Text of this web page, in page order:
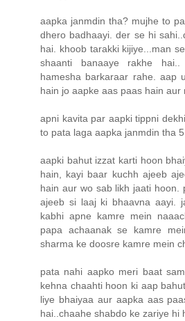
aapka janmdin tha? mujhe to
dhero badhaayi. der se hi
hai. khoob tarakki kijiye...man
shaanti banaaye rakhe
hamesha barkaraar rahe. aap
hain jo aapke aas paas hain aur
apni kavita par aapki tippni
to pata laga aapka janmdin tha 5
aapki bahut izzat karti hoon
hain, kayi baar kuchh ajeeb
hain aur wo sab likh jaati hoon.
ajeeb si laaj ki bhaavna aayi.
kabhi apne kamre mein
papa achaanak se kamre
sharma ke doosre kamre mein
pata nahi aapko meri baat
kehna chaahti hoon ki aap
liye bhaiyaa aur aapka aas
hai..chaahe shabdo ke zariye hi